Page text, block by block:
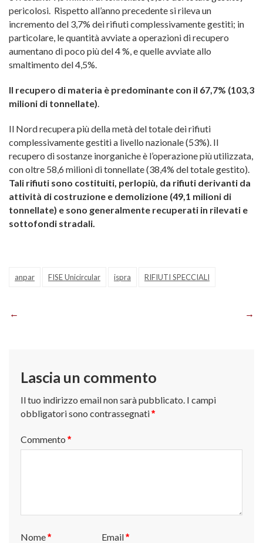
pericolosi. Rispetto all’anno precedente si rileva un
incremento del 3,7% dei rifiuti complessivamente gestiti; in
particolare, le quantità avviate a operazioni di recupero
aumentano di poco più del 4 %, e quelle avviate allo
smaltimento del 4,5%.
Il recupero di materia è predominante con il 67,7% (103,3
milioni di tonnellate).
Il Nord recupera più della metà del totale dei rifiuti
complessivamente gestiti a livello nazionale (53%). Il
recupero di sostanze inorganiche è l’operazione più utilizzata,
con oltre 58,6 milioni di tonnellate (38,4% del totale gestito).
Tali rifiuti sono costituiti, perlopiù, da rifiuti derivanti da
attività di costruzione e demolizione (49,1 milioni di
tonnellate) e sono generalmente recuperati in rilevati e
sottofondi stradali.
anpar FISE Unicircular ispra RIFIUTI SPECCIALI
Navigazione
Lascia un commento
Il tuo indirizzo email non sarà pubblicato. I campi
obbligatori sono contrassegnati*
Commento *
Nome* Email*